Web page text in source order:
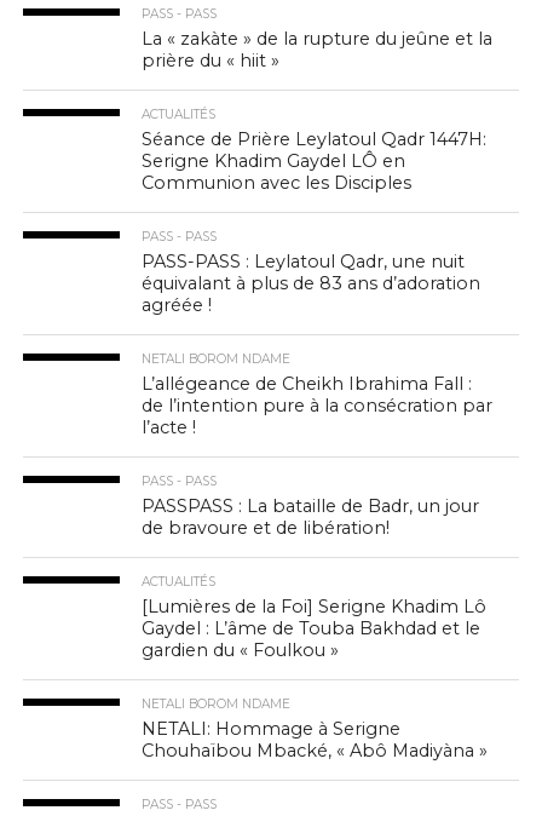
PASS - PASS
La « zakàte » de la rupture du jeûne et la
prière du « hiit »
ACTUALITÉS
Séance de Prière Leylatoul Qadr 1447H:
Serigne Khadim Gaydel LÔ en
Communion avec les Disciples
PASS - PASS
PASS-PASS : Leylatoul Qadr, une nuit
équivalant à plus de 83 ans d’adoration
agréée !
NETALI BOROM NDAME
L’allégeance de Cheikh Ibrahima Fall :
de l’intention pure à la consécration par
l’acte !
PASS - PASS
PASSPASS : La bataille de Badr, un jour
de bravoure et de libération!
ACTUALITÉS
[Lumières de la Foi] Serigne Khadim Lô
Gaydel : L’âme de Touba Bakhdad et le
gardien du « Foulkou »
NETALI BOROM NDAME
NETALI: Hommage à Serigne
Chouhaïbou Mbacké, « Abô Madiyàna »
PASS - PASS